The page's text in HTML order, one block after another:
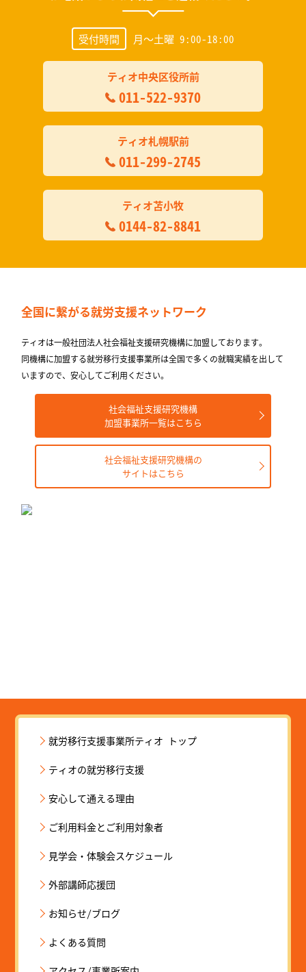
受付時間 月～土曜 9:00-18:00
ティオ中央区役所前
011-522-9370
ティオ札幌駅前
011-299-2745
ティオ苫小牧
0144-82-8841
全国に繋がる就労支援ネットワーク
ティオは一般社団法人社会福祉支援研究機構に加盟しております。
同機構に加盟する就労移⾏⽀援事業所は全国で多くの就職実績を出して
いますので、安⼼してご利⽤ください。
社会福祉支援研究機構
加盟事業所一覧はこちら
社会福祉支援研究機構の
サイトはこちら
就労移行支援事業所ティオ トップ
ティオの就労移行支援
安心して通える理由
ご利用料金とご利用対象者
見学会・体験会スケジュール
外部講師応援団
お知らせ/ブログ
よくある質問